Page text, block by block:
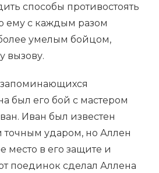
способы противостоять
ему с каждым разом
умелым бойцом,
вызову.
был его бой с мастером
Иван был известен
ударом, но Аллен
место в его защите и
поединок сделал Аллена